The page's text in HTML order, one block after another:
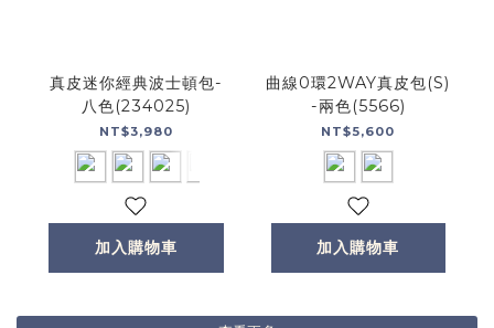
真皮迷你經典波士頓包-
八色(234025)
NT$3,980
加入購物車
曲線0環2WAY真皮包(S)
-兩色(5566)
NT$5,600
加入購物車